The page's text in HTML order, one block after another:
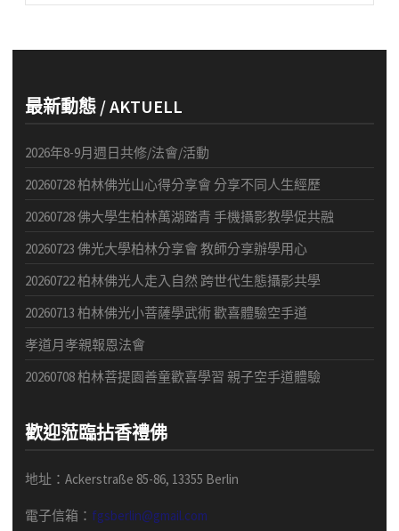
最新動態 / AKTUELL
2026年8-9月週日共修/法會/活動
20260728 柏林佛光山心得分享會 分享不同人生經歷
20260728 佛大學生柏林萬湖踏青 手機攝影教學促共融
20260723 佛光大學柏林分享會 教師分享辦學用心
20260722 柏林佛光人走入自然 跨世代生態攝影共學
20260713 柏林佛光小菩薩學武術 歡喜體驗空手道
孝道月孝親報恩法會
20260708 柏林菩提園善童歡喜學習 親子空手道體驗
歡迎蒞臨拈香禮佛
地址：Ackerstraße 85-86, 13355 Berlin
電子信箱： fgsberlin@gmail.com